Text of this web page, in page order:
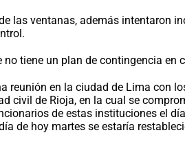
las ventanas, además intentaron
tiene un plan de contingencia en
en la ciudad de Lima con
civil de Rioja, en la cual se
de estas instituciones el
de hoy martes se estaría